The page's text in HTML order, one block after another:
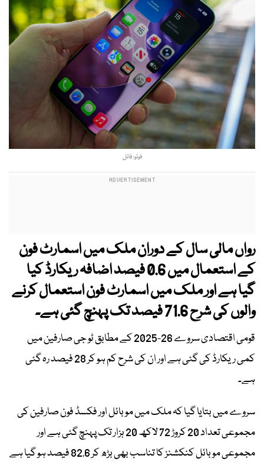
فوٹو: فائل
رواں مالی سال کے دوران ملک میں اسمارٹ فون
کے استعمال میں 0.6 فیصد اضافہ ریکارڈ کیا
گیا ہے اور ملک میں اسمارٹ فون استعمال کرنے
والوں کی شرح 71.6 فیصد تک پہنچ گئی ہے۔
قومی اقتصادی سروے 26-2025 کے مطابق ٹو جی صارفین میں
کمی ریکارڈ کی گئی ہے اور ان کی شرح کم ہو کر 28 فیصد رہ گئی
ہے۔
سروے میں بتایا گیا کہ ملک میں موبائل اور فکسڈ فون صارفین کی
مجموعی تعداد 20 کروڑ 72 لاکھ 20 ہزار تک پہنچ گئی ہے اور
مجموعی موبائل کنکشنز کا تناسب بھی بڑھ کر 82.6 فیصد ہو گیا ہے